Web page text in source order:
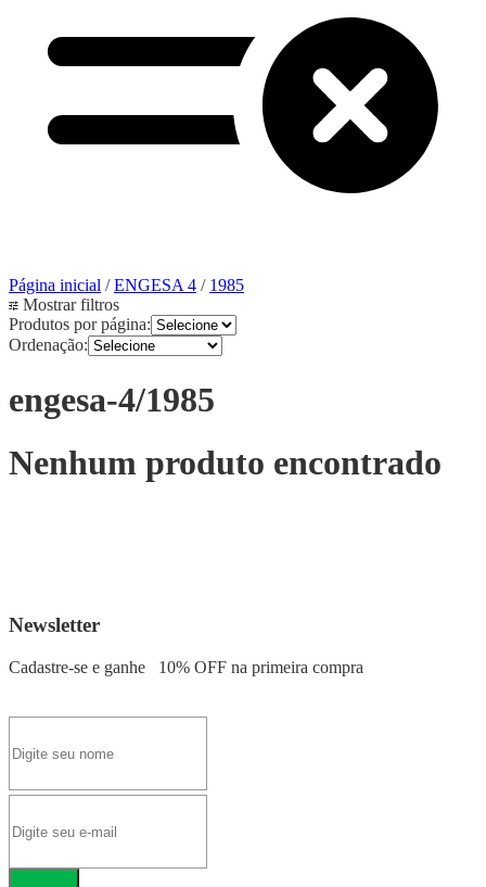
Página inicial /ENGESA 4 / 1985
Mostrar filtros
Produtos por página:
Ordenação:
engesa-4/1985
Nenhum produto encontrado
Newsletter
Cadastre-se e ganhe 10% OFF na primeira compra